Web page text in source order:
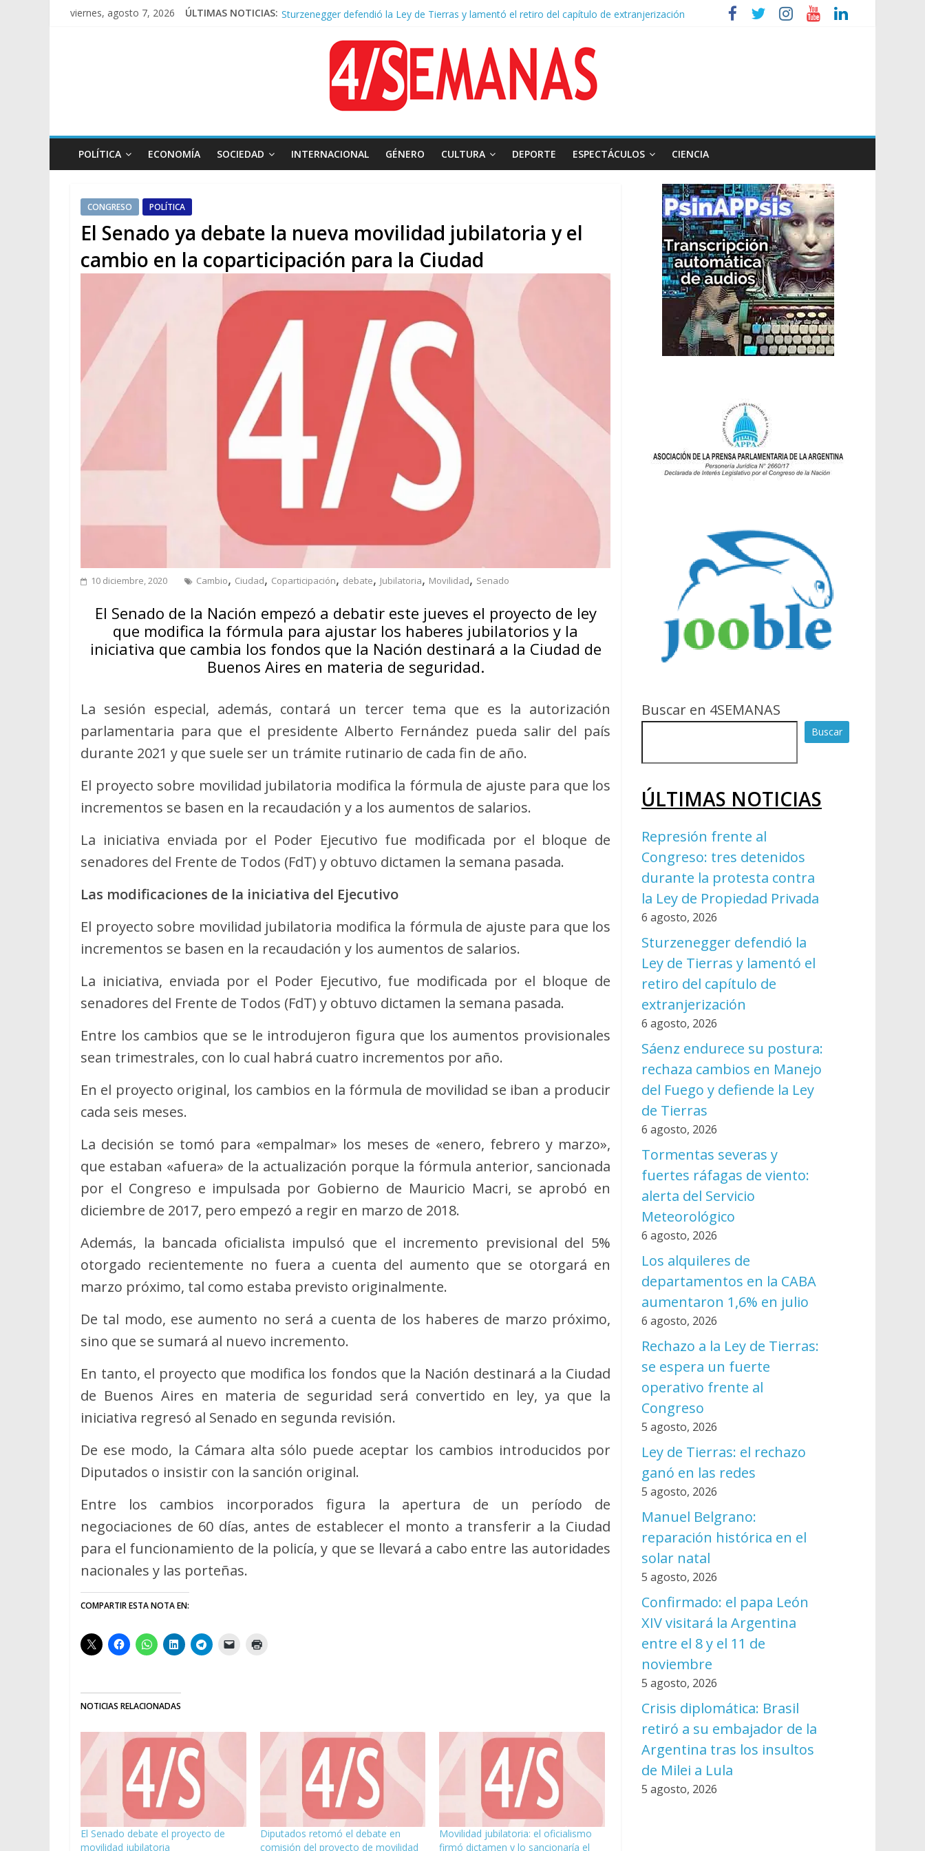
viernes, agosto 7, 2026 ÚLTIMAS NOTICIAS: Sturzenegger defendió la Ley de Tierras y lamentó el retiro del capítulo de extranjerización
Tormentas severas y fuertes ráfagas de viento: alerta del Servicio Meteorológico
Los alquileres de departamentos en la CABA aumentaron 1,6% en julio
POLÍTICA ECONOMÍA SOCIEDAD INTERNACIONAL GÉNERO CULTURA DEPORTE ESPECTÁCULOS CIENCIA
CONGRESO POLÍTICA
El Senado ya debate la nueva movilidad jubilatoria y el
cambio en la coparticipación para la Ciudad
10 diciembre, 2020 Cambio, Ciudad, Coparticipación, debate, Jubilatoria, Movilidad, Senado
El Senado de la Nación empezó a debatir este jueves el proyecto de ley
que modifica la fórmula para ajustar los haberes jubilatorios y la
iniciativa que cambia los fondos que la Nación destinará a la Ciudad de
Buenos Aires en materia de seguridad.
La sesión especial, además, contará un tercer tema que es la autorización
parlamentaria para que el presidente Alberto Fernández pueda salir del país
durante 2021 y que suele ser un trámite rutinario de cada fin de año.
El proyecto sobre movilidad jubilatoria modifica la fórmula de ajuste para que los
incrementos se basen en la recaudación y a los aumentos de salarios.
La iniciativa enviada por el Poder Ejecutivo fue modificada por el bloque de
senadores del Frente de Todos (FdT) y obtuvo dictamen la semana pasada.
Las modificaciones de la iniciativa del Ejecutivo
El proyecto sobre movilidad jubilatoria modifica la fórmula de ajuste para que los
incrementos se basen en la recaudación y los aumentos de salarios.
La iniciativa, enviada por el Poder Ejecutivo, fue modificada por el bloque de
senadores del Frente de Todos (FdT) y obtuvo dictamen la semana pasada.
Entre los cambios que se le introdujeron figura que los aumentos provisionales
sean trimestrales, con lo cual habrá cuatro incrementos por año.
En el proyecto original, los cambios en la fórmula de movilidad se iban a producir
cada seis meses.
La decisión se tomó para «empalmar» los meses de «enero, febrero y marzo»,
que estaban «afuera» de la actualización porque la fórmula anterior, sancionada
por el Congreso e impulsada por Gobierno de Mauricio Macri, se aprobó en
diciembre de 2017, pero empezó a regir en marzo de 2018.
Además, la bancada oficialista impulsó que el incremento previsional del 5%
otorgado recientemente no fuera a cuenta del aumento que se otorgará en
marzo próximo, tal como estaba previsto originalmente.
De tal modo, ese aumento no será a cuenta de los haberes de marzo próximo,
sino que se sumará al nuevo incremento.
En tanto, el proyecto que modifica los fondos que la Nación destinará a la Ciudad
de Buenos Aires en materia de seguridad será convertido en ley, ya que la
iniciativa regresó al Senado en segunda revisión.
De ese modo, la Cámara alta sólo puede aceptar los cambios introducidos por
Diputados o insistir con la sanción original.
Entre los cambios incorporados figura la apertura de un período de
negociaciones de 60 días, antes de establecer el monto a transferir a la Ciudad
para el funcionamiento de la policía, y que se llevará a cabo entre las autoridades
nacionales y las porteñas.
COMPARTIR ESTA NOTA EN:
NOTICIAS RELACIONADAS
El Senado debate el proyecto de
movilidad jubilatoria
Diputados retomó el debate en
comisión del proyecto de movilidad
Movilidad jubilatoria: el oficialismo
firmó dictamen y lo sancionaría el
Buscar en 4SEMANAS
Buscar
ÚLTIMAS NOTICIAS
Represión frente al
Congreso: tres detenidos
durante la protesta contra
la Ley de Propiedad Privada
6 agosto, 2026
Sturzenegger defendió la
Ley de Tierras y lamentó el
retiro del capítulo de
extranjerización
6 agosto, 2026
Sáenz endurece su postura:
rechaza cambios en Manejo
del Fuego y defiende la Ley
de Tierras
6 agosto, 2026
Tormentas severas y
fuertes ráfagas de viento:
alerta del Servicio
Meteorológico
6 agosto, 2026
Los alquileres de
departamentos en la CABA
aumentaron 1,6% en julio
6 agosto, 2026
Rechazo a la Ley de Tierras:
se espera un fuerte
operativo frente al
Congreso
5 agosto, 2026
Ley de Tierras: el rechazo
ganó en las redes
5 agosto, 2026
Manuel Belgrano:
reparación histórica en el
solar natal
5 agosto, 2026
Confirmado: el papa León
XIV visitará la Argentina
entre el 8 y el 11 de
noviembre
5 agosto, 2026
Crisis diplomática: Brasil
retiró a su embajador de la
Argentina tras los insultos
de Milei a Lula
5 agosto, 2026